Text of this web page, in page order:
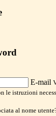
E-mail
le istruzioni
al nome